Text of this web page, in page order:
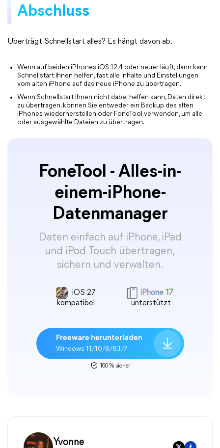
Abschluss
Überträgt Schnellstart alles? Es hängt davon ab.
Wenn auf beiden iPhones iOS 12.4 oder neuer läuft, dann kann
Schnellstart Ihnen helfen, fast alle Inhalte und Einstellungen
vom alten iPhone auf das neue iPhone zu übertragen.
Wenn Schnellstart Ihnen nicht dabei helfen kann, Daten direkt
zu übertragen, können Sie entweder ein Backup des alten
iPhones wiederherstellen oder FoneTool verwenden, um alle
oder ausgewählte Dateien zu übertragen.
FoneTool - Alles-in-
einem-iPhone-
Datenmanager
Daten einfach auf iPhone, iPad
und iPod Touch übertragen,
sichern und verwalten.
iOS 27
kompatibel
iPhone 17
unterstützt
Freeware herunterladen
Windows 11/10/8/8.1/7
100 % sicher
Yvonne